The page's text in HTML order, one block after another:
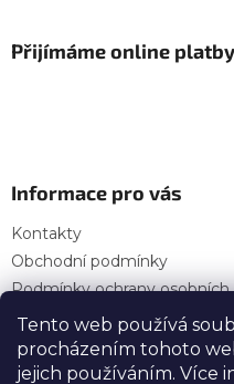
Tento web používá
procházením tohoto
jejich používáním. Více
Přijímáme online platby
Informace pro vás
Kontakty
Obchodní podmínky
Podmínky ochrany osobních
Provozní doba